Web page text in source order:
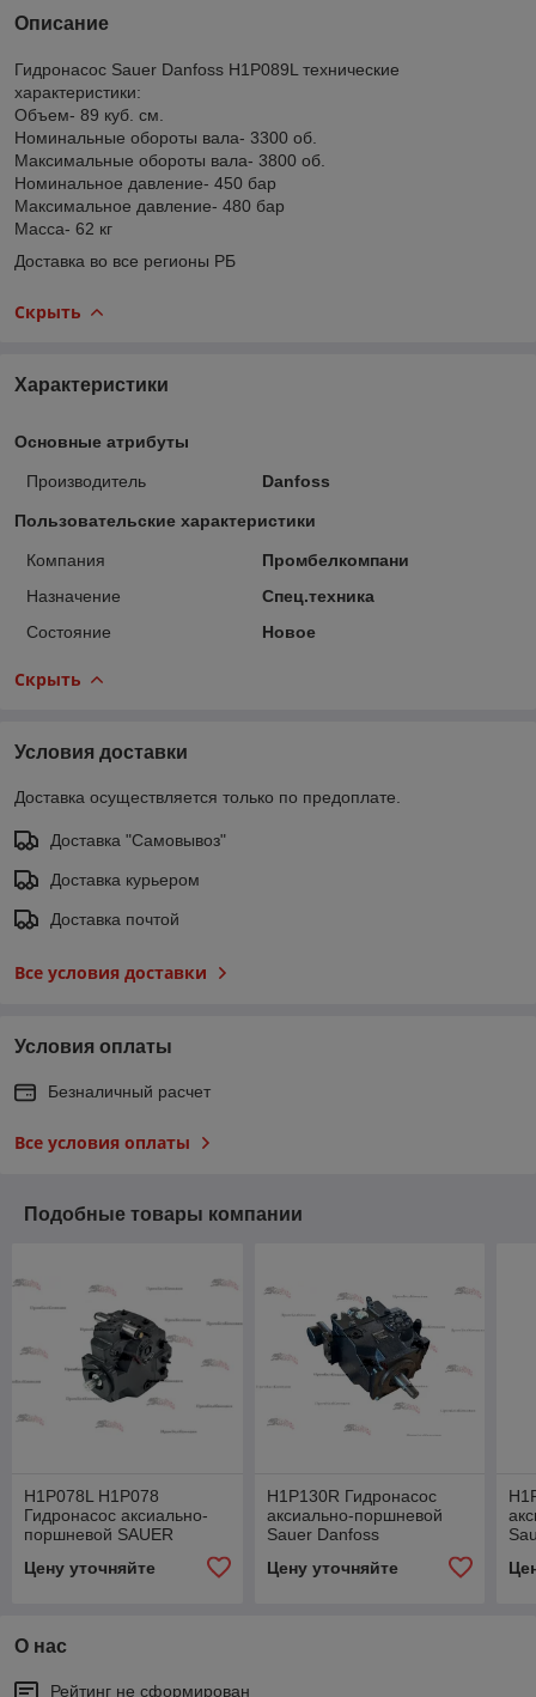
Описание
Гидронасос Sauer Danfoss H1P089L технические
характеристики:
Объем- 89 куб. см.
Номинальные обороты вала- 3300 об.
Максимальные обороты вала- 3800 об.
Номинальное давление- 450 бар
Максимальное давление- 480 бар
Масса- 62 кг
Доставка во все регионы РБ
Скрыть
Характеристики
Основные атрибуты
Производитель Danfoss
Пользовательские характеристики
Компания
Промбелкомпани
Назначение
Спец.техника
Состояние
Новое
Скрыть
Условия доставки
Доставка осуществляется только по предоплате.
Доставка "Самовывоз"
Доставка курьером
Доставка почтой
Все условия доставки
Условия оплаты
Безналичный расчет
Все условия оплаты
Подобные товары компании
H1P078L H1P078
Гидронасос аксиально-
поршневой SAUER
DANFOSS 83030198 H1-
P-078-L-A-A-C2-C2-C-D8-
Цену уточняйте
H1P130R Гидронасос
аксиально-поршневой
Sauer Danfoss
D4GF3H3L42L42
Цену уточняйте
О нас
Рейтинг не сформирован